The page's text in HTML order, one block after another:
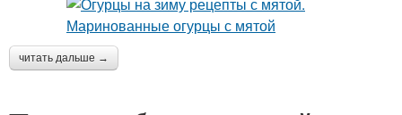
читать дальше →